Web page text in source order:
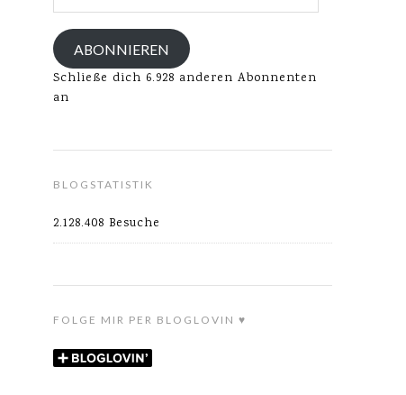
Mail-
Adresse
ABONNIEREN
Schließe dich 6.928 anderen Abonnenten
an
BLOGSTATISTIK
2.128.408 Besuche
FOLGE MIR PER BLOGLOVIN ♥